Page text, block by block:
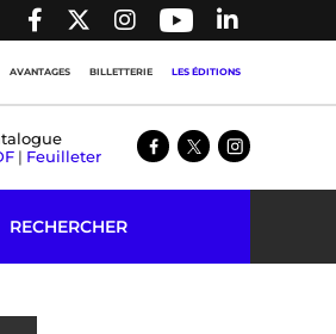
AVANTAGES BILLETTERIE LES ÉDITIONS
| Feuilleter
RECHERCHER